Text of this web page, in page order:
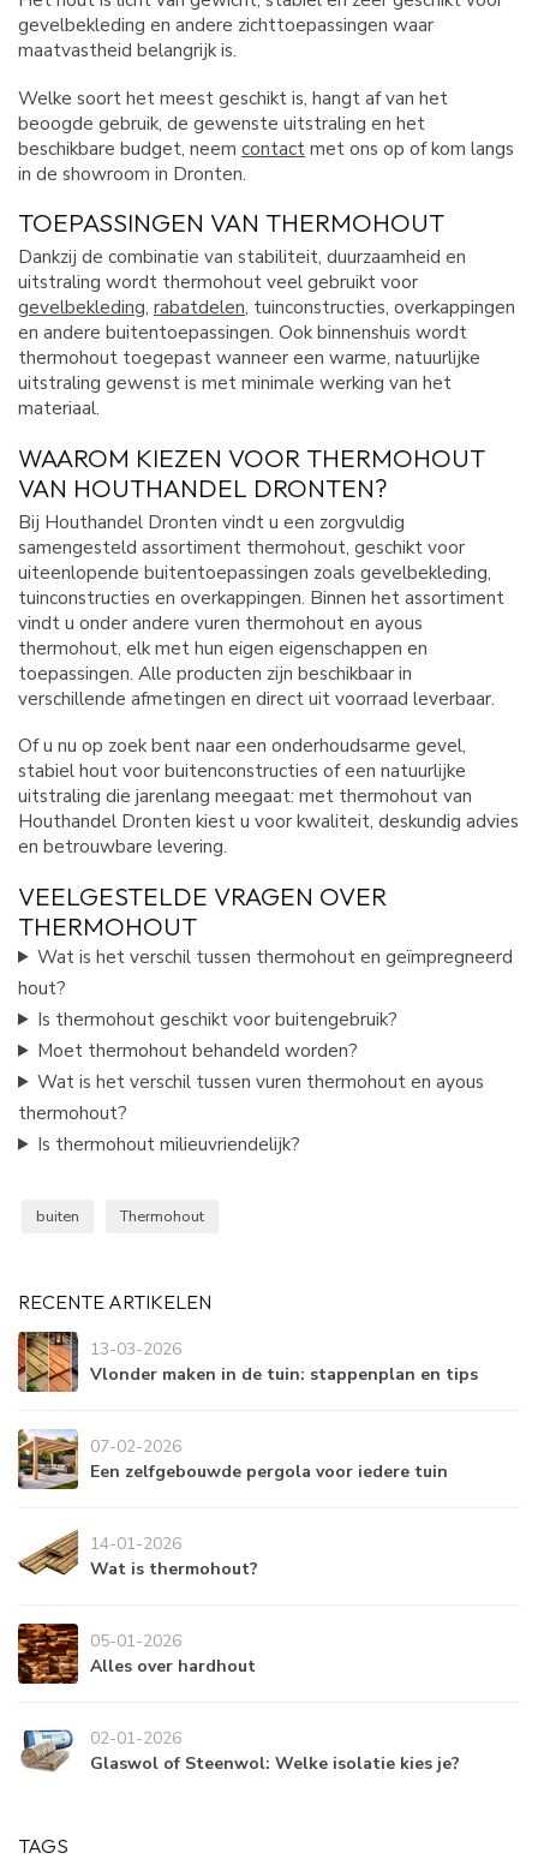
gevelbekleding en andere zichttoepassingen waar
maatvastheid belangrijk is.
Welke soort het meest geschikt is, hangt af van het
beoogde gebruik, de gewenste uitstraling en het
beschikbare budget, neem contactmet ons op of kom langs
in de showroom in Dronten.
TOEPASSINGEN VAN THERMOHOUT
Dankzij de combinatie van stabiliteit, duurzaamheid en
uitstraling wordt thermohout veel gebruikt voor
gevelbekleding, rabatdelen, tuinconstructies, overkappingen
en andere buitentoepassingen. Ook binnenshuis wordt
thermohout toegepast wanneer een warme, natuurlijke
uitstraling gewenst is met minimale werking van het
materiaal.
WAAROM KIEZEN VOOR THERMOHOUT
VAN HOUTHANDEL DRONTEN?
Bij Houthandel Dronten vindt u een zorgvuldig
samengesteld assortiment thermohout, geschikt voor
uiteenlopende buitentoepassingen zoals gevelbekleding,
tuinconstructies en overkappingen. Binnen het assortiment
vindt u onder andere vuren thermohout en ayous
thermohout, elk met hun eigen eigenschappen en
toepassingen. Alle producten zijn beschikbaar in
verschillende afmetingen en direct uit voorraad leverbaar.
Of u nu op zoek bent naar een onderhoudsarme gevel,
stabiel hout voor buitenconstructies of een natuurlijke
uitstraling die jarenlang meegaat: met thermohout van
Houthandel Dronten kiest u voor kwaliteit, deskundig advies
en betrouwbare levering.
VEELGESTELDE VRAGEN OVER
THERMOHOUT
Wat is het verschil tussen thermohout en geïmpregneerd
hout?
Is thermohout geschikt voor buitengebruik?
Moet thermohout behandeld worden?
Wat is het verschil tussen vuren thermohout en ayous
thermohout?
Is thermohout milieuvriendelijk?
buiten Thermohout
RECENTE ARTIKELEN
13-03-2026
Vlonder maken in de tuin: stappenplan en tips
07-02-2026
Een zelfgebouwde pergola voor iedere tuin
14-01-2026
Wat is thermohout?
05-01-2026
Alles over hardhout
02-01-2026
Glaswol of Steenwol: Welke isolatie kies je?
TAGS